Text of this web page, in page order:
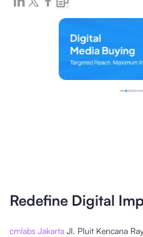
Redefine Digital
cmlabs Jakarta Jl. Pluit Kencana